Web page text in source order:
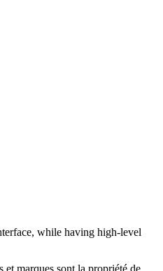
while having high-level
marques sont la propriété de